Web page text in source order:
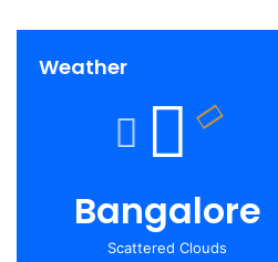
Weather
Bangalore
Scattered Clouds